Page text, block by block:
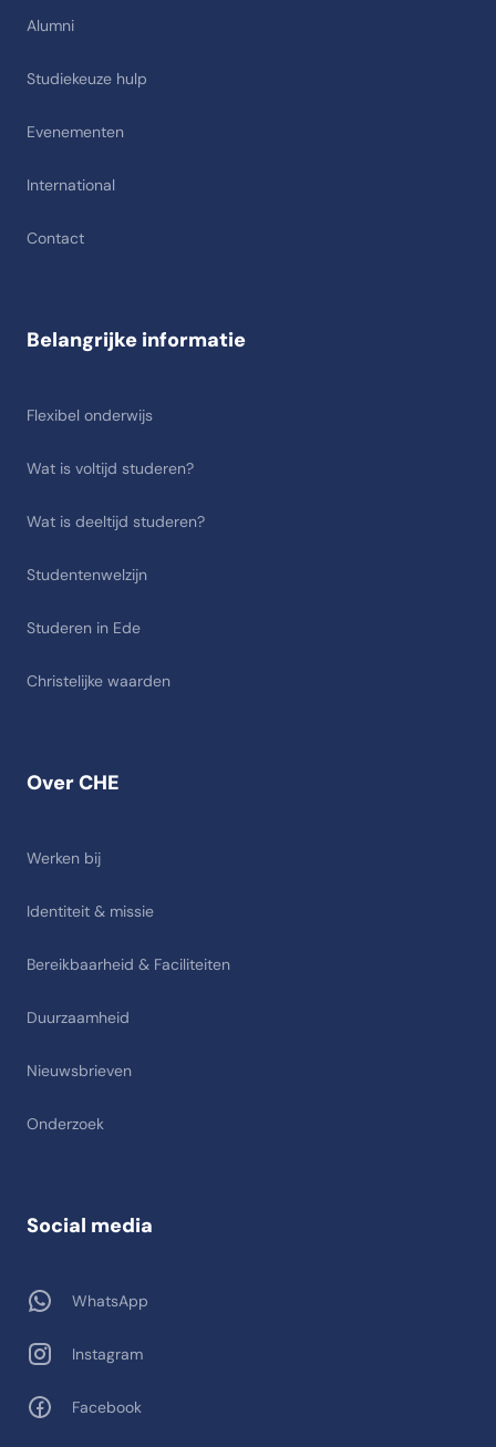
Alumni
Studiekeuze hulp
Evenementen
International
Contact
Over CHE
Werken bij
Identiteit & missie
Bereikbaarheid & Faciliteiten
Duurzaamheid
Nieuwsbrieven
Onderzoek
Belangrijke informatie
Flexibel onderwijs
Wat is voltijd studeren?
Wat is deeltijd studeren?
Studentenwelzijn
Studeren in Ede
Christelijke waarden
Social media
WhatsApp
Instagram
Facebook